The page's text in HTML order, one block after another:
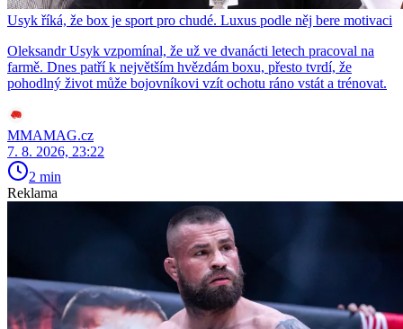
Usyk říká, že box je sport pro chudé. Luxus podle něj bere motivaci
Oleksandr Usyk vzpomínal, že už ve dvanácti letech pracoval na
farmě. Dnes patří k největším hvězdám boxu, přesto tvrdí, že
pohodlný život může bojovníkovi vzít ochotu ráno vstát a trénovat.
MMAMAG.cz
7. 8. 2026, 23:22
2 min
Reklama